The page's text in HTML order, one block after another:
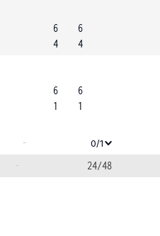
6
4
6
4
6
1
6
1
- 0/1
- 24/48